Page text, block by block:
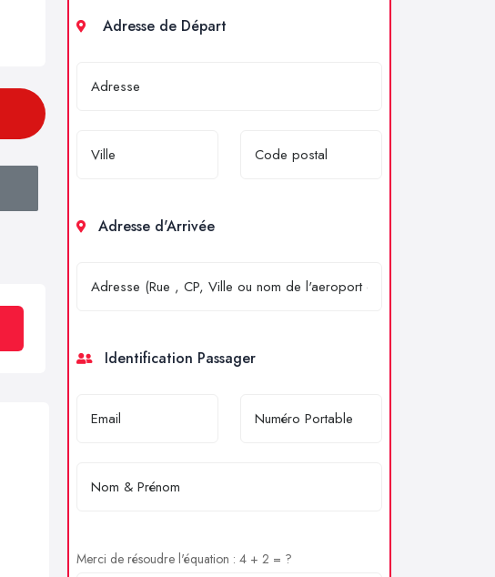
Adresse de Départ
Adresse d'Arrivée
Identification Passager
Merci de résoudre l'équation : 4 + 2 = ?